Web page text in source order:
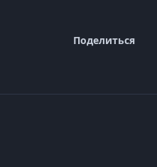
Поделиться